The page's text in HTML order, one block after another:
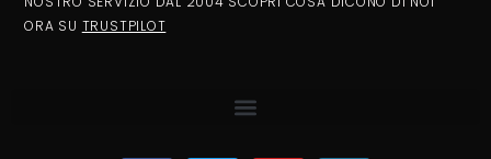
ORA SU TRUSTPILOT